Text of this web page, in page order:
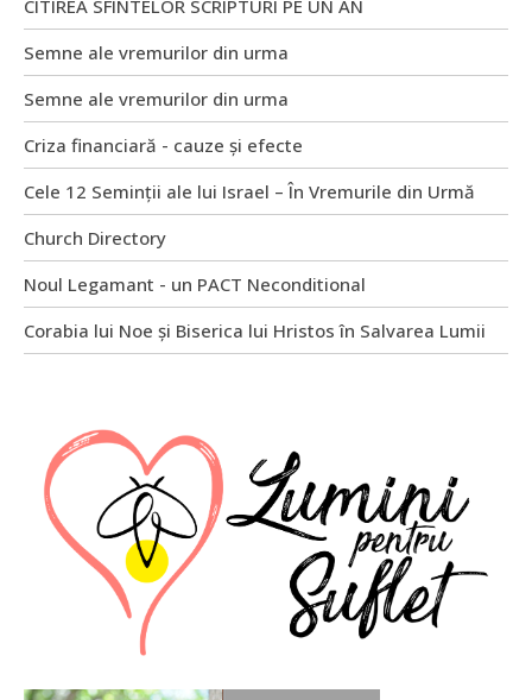
CITIREA SFINTELOR SCRIPTURI PE UN AN
Semne ale vremurilor din urma
Semne ale vremurilor din urma
Criza financiară - cauze și efecte
Cele 12 Seminții ale lui Israel – În Vremurile din Urmă
Church Directory
Noul Legamant - un PACT Neconditional
Corabia lui Noe și Biserica lui Hristos în Salvarea Lumii